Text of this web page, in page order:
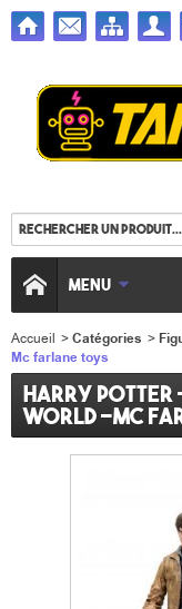
MENU
Accueil >Catégories >
Mc farlane toys
Harry potter
world -Mc